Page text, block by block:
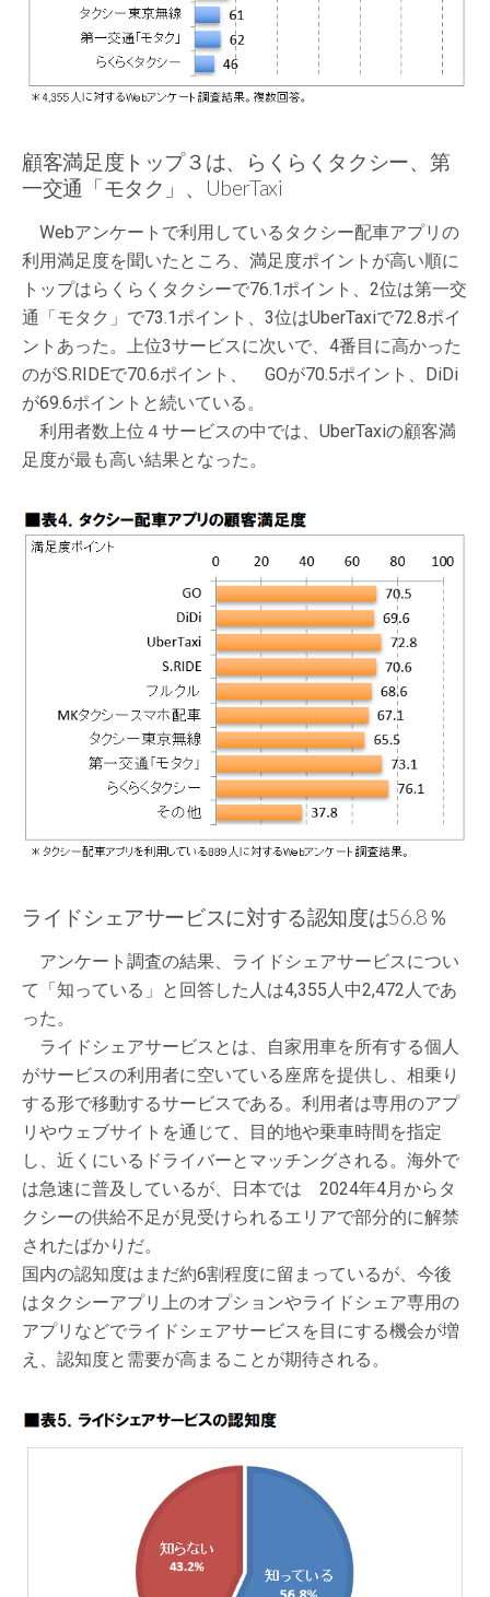
顧客満足度トップ３は、らくらくタクシー、第
一交通「モタク」、UberTaxi
Webアンケートで利用しているタクシー配車アプリの
利用満足度を聞いたところ、満足度ポイントが高い順に
トップはらくらくタクシーで76.1ポイント、2位は第一交
通「モタク」で73.1ポイント、3位はUberTaxiで72.8ポイ
ントあった。上位3サービスに次いで、4番目に高かった
のがS.RIDEで70.6ポイント、 GOが70.5ポイント、DiDi
が69.6ポイントと続いている。
利用者数上位４サービスの中では、UberTaxiの顧客満
足度が最も高い結果となった。
ライドシェアサービスに対する認知度は56.8％
アンケート調査の結果、ライドシェアサービスについ
て「知っている」と回答した人は4,355人中2,472人であ
った。
ライドシェアサービスとは、自家用車を所有する個人
がサービスの利用者に空いている座席を提供し、相乗り
する形で移動するサービスである。利用者は専用のアプ
リやウェブサイトを通じて、目的地や乗車時間を指定
し、近くにいるドライバーとマッチングされる。海外で
は急速に普及しているが、日本では 2024年4月からタ
クシーの供給不足が見受けられるエリアで部分的に解禁
されたばかりだ。
国内の認知度はまだ約6割程度に留まっているが、今後
はタクシーアプリ上のオプションやライドシェア専用の
アプリなどでライドシェアサービスを目にする機会が増
え、認知度と需要が高まることが期待される。